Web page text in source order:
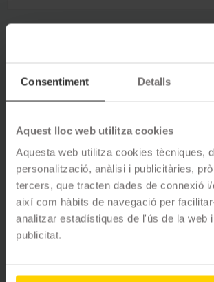
Consentiment Detalls
Aquest lloc web utilitza cookies
Aquesta web utilitza cookies tècniques,
personalització, anàlisi i publicitàries,
tercers, que tracten dades de connexió
així com hàbits de navegació per
analitzar estadístiques de l'ús de la web
publicitat.
5estrelles
4estrelles
3estrelles
2estrelles
1estrelles